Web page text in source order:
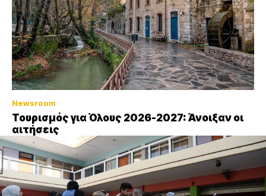
Newsroom
Τουρισμός για Όλους 2026-2027: Άνοιξαν οι
αιτήσεις